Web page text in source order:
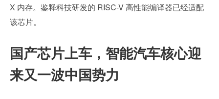
X 内存。鉴释科技研发的 RISC-V 高性能编译器已经适配
该芯片。
国产芯片上车，智能汽车核心迎
来又一波中国势力